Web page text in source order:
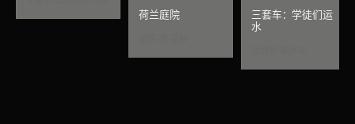
荷兰庭院
三套车：学徒们运
水